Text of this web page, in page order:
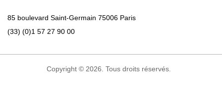
85 boulevard Saint-Germain 75006 Paris
(33) (0)1 57 27 90 00
Copyright © 2026. Tous droits réservés.